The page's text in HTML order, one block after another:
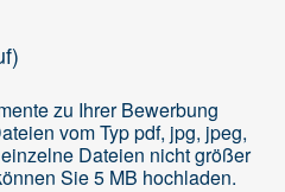
zu Ihrer Bewerbung
vom Typ pdf, jpg, jpeg,
Dateien nicht größer
Sie 5 MB hochladen.